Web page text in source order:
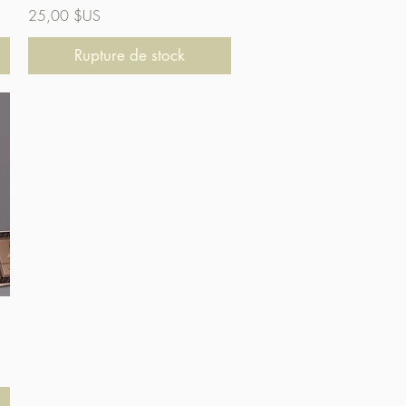
Prix
25,00 $US
Rupture de stock